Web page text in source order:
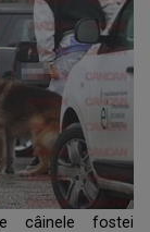
câinele fostei